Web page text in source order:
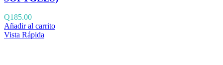
Q185.00
Añadir al carrito
Vista Rápida